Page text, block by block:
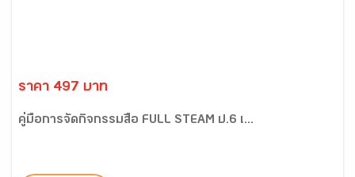
ราคา 497 บาท
คู่มือการจัดกิจกรรมสื่อ FULL STEAM ป.6 เ...